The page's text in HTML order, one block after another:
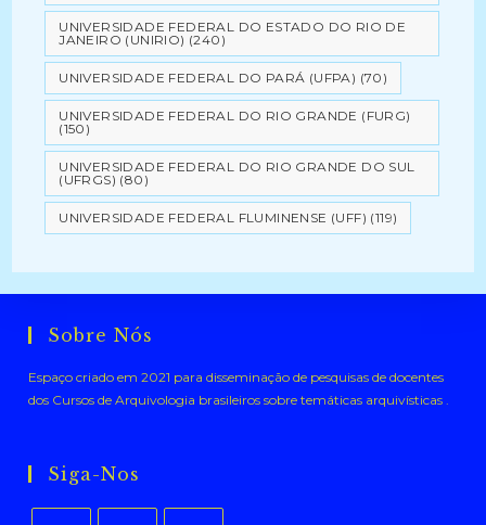
UNIVERSIDADE FEDERAL DO ESTADO DO RIO DE
JANEIRO (UNIRIO) (240)
UNIVERSIDADE FEDERAL DO PARÁ (UFPA) (70)
UNIVERSIDADE FEDERAL DO RIO GRANDE (FURG)
(150)
UNIVERSIDADE FEDERAL DO RIO GRANDE DO SUL
(UFRGS) (80)
UNIVERSIDADE FEDERAL FLUMINENSE (UFF) (119)
Sobre Nós
Espaço criado em 2021 para disseminação de pesquisas de docentes
dos Cursos de Arquivologia brasileiros sobre temáticas arquivísticas .
Siga-Nos